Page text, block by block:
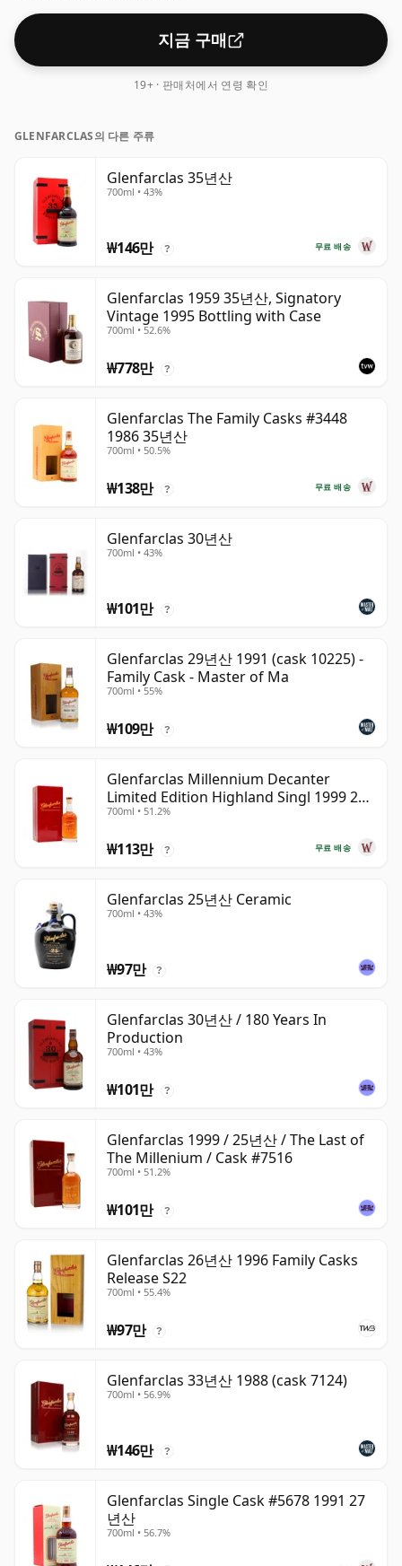
지금 구매
19+ · 판매처에서 연령 확인
GLENFARCLAS의 다른 주류
Glenfarclas 35년산
700ml • 43%
무료 배송
₩146만 ?
Glenfarclas 1959 35년산, Signatory
Vintage 1995 Bottling with Case
700ml • 52.6%
₩778만 ?
Glenfarclas The Family Casks #3448
1986 35년산
700ml • 50.5%
무료 배송
₩138만 ?
Glenfarclas 30년산
700ml • 43%
₩101만 ?
Glenfarclas 29년산 1991 (cask 10225) -
Family Cask - Master of Ma
700ml • 55%
₩109만 ?
Glenfarclas Millennium Decanter
Limited Edition Highland Singl 1999 25
년산
700ml • 51.2%
무료 배송
₩113만 ?
Glenfarclas 25년산 Ceramic
700ml • 43%
₩97만 ?
Glenfarclas 30년산 / 180 Years In
Production
700ml • 43%
₩101만 ?
Glenfarclas 1999 / 25년산 / The Last of
The Millenium / Cask #7516
700ml • 51.2%
₩101만 ?
Glenfarclas 26년산 1996 Family Casks
Release S22
700ml • 55.4%
₩97만 ?
Glenfarclas 33년산 1988 (cask 7124)
700ml • 56.9%
₩146만 ?
Glenfarclas Single Cask #5678 1991 27
년산
700ml • 56.7%